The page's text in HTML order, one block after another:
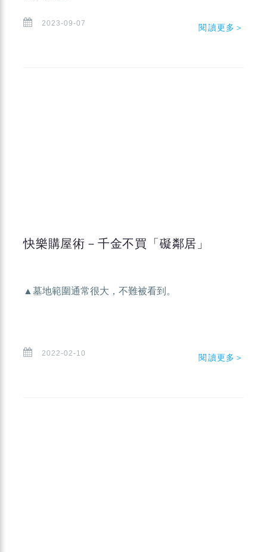
2023-09-07 閱讀更多＞
快樂購屋術－千金不買「礙鄰居」
▲墓地範圍通常很大，不難被看到。
2022-02-10 閱讀更多＞